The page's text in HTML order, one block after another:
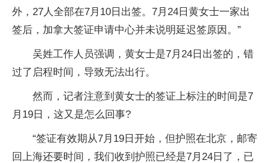
外，27人全部在7月10日出签。7月24日黄女士一家出
签后，加拿大签证申请中心并未说明延迟签原因。”
吴姓工作人员强调，黄女士是7月24日出签的，错
过了启程时间，导致无法出行。
然而，记者注意到黄女士的签证上标注的时间是7
月19日，这又是怎么回事?
“签证有效期从7月19日开始，但护照在北京，邮寄
回上海还要时间，我们收到护照已经是7月24日了，已